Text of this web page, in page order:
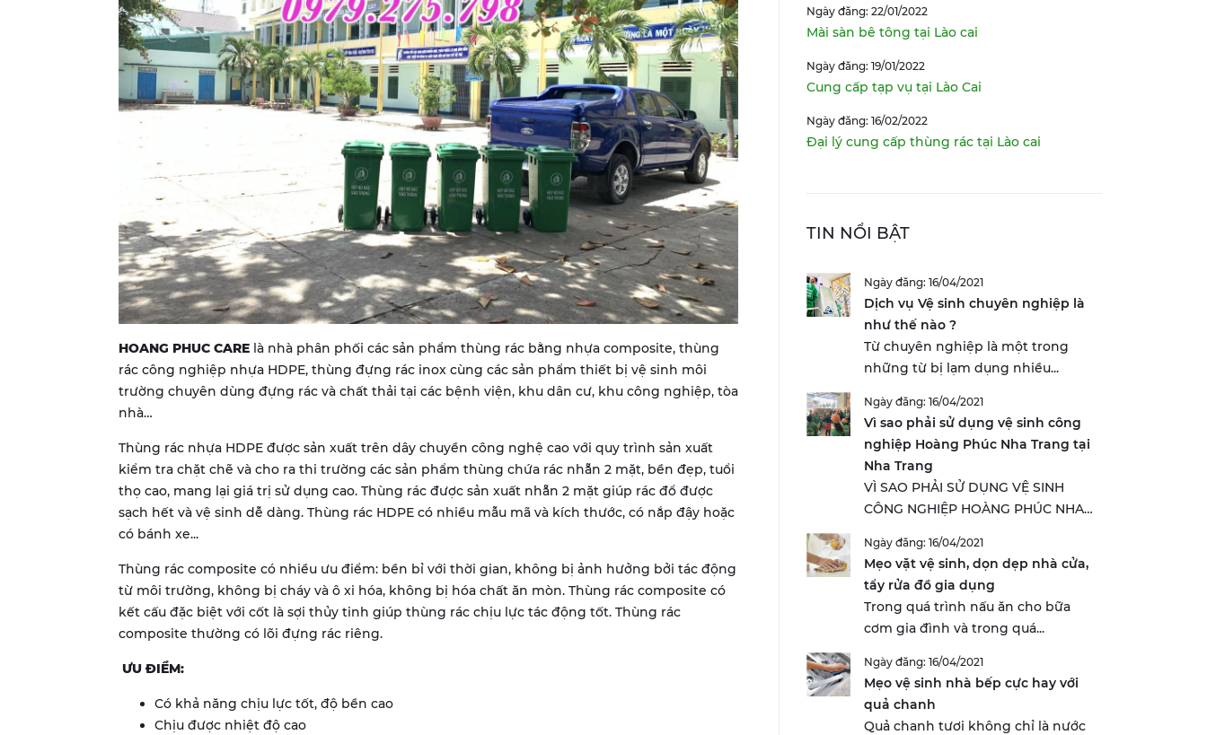
HOANG PHUC CARE là nhà phân phối các sản phẩm thùng rác bằng nhựa composite, thùng
rác công nghiệp nhựa HDPE, thùng đựng rác inox cùng các sản phẩm thiết bị vệ sinh môi
trường chuyên dùng đựng rác và chất thải tại các bệnh viện, khu dân cư, khu công nghiệp, tòa
nhà…
Thùng rác nhựa HDPE được sản xuất trên dây chuyền công nghệ cao với quy trình sản xuất
kiểm tra chặt chẽ và cho ra thi trường các sản phẩm thùng chứa rác nhẵn 2 mặt, bền đẹp, tuổi
thọ cao, mang lại giá trị sử dụng cao. Thùng rác được sản xuất nhẵn 2 mặt giúp rác đổ được
sạch hết và vệ sinh dễ dàng. Thùng rác HDPE có nhiều mẫu mã và kích thước, có nắp đậy hoặc
có bánh xe...
Thùng rác composite có nhiều ưu điểm: bền bỉ với thời gian, không bị ảnh hưởng bởi tác động
từ môi trường, không bị cháy và ô xi hóa, không bị hóa chất ăn mòn. Thùng rác composite có
kết cấu đặc biệt với cốt là sợi thủy tinh giúp thùng rác chịu lực tác động tốt. Thùng rác
composite thường có lõi đựng rác riêng.
ƯU ĐIỂM:
Có khả năng chịu lực tốt, độ bền cao
Chịu được nhiệt độ cao
Ngày đăng: 22/01/2022
Mài sàn bê tông tại Lào cai
Ngày đăng: 19/01/2022
Cung cấp tạp vụ tại Lào Cai
Ngày đăng: 16/02/2022
Đại lý cung cấp thùng rác tại Lào cai
TIN NỔI BẬT
Ngày đăng: 16/04/2021
Dịch vụ Vệ sinh chuyên nghiệp là
như thế nào ?
Từ chuyên nghiệp là một trong
những từ bị lạm dụng nhiều...
Ngày đăng: 16/04/2021
Vì sao phải sử dụng vệ sinh công
nghiệp Hoàng Phúc Nha Trang tại
Nha Trang
VÌ SAO PHẢI SỬ DỤNG VỆ SINH
CÔNG NGHIỆP HOÀNG PHÚC NHA
Ngày đăng: 16/04/2021
Mẹo vặt vệ sinh, dọn dẹp nhà cửa,
tẩy rửa đồ gia dụng
Trong quá trình nấu ăn cho bữa
cơm gia đình và trong quá...
Ngày đăng: 16/04/2021
Mẹo vệ sinh nhà bếp cực hay với
quả chanh
Quả chanh tươi không chỉ là nước